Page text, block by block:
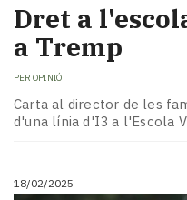
Dret a
a Tremp
PER OPINIÓ
Carta al director de les
d'una línia d'I3 a l'Escola
18/02/2025